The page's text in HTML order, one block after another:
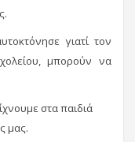
γιατί τον
μπορούν να
στα παιδιά
μας.